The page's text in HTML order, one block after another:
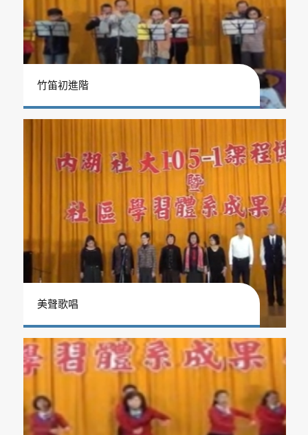
竹笛初進階
美聲歌唱